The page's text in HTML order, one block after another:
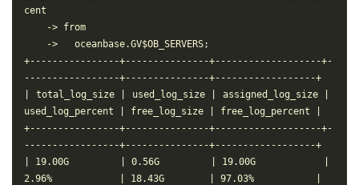
cent
-> from
->   oceanbase.GV$OB_SERVERS;
+----------------+---------------+-------------------+-
-----------------+---------------+------------------+
| total_log_size | used_log_size | assigned_log_size |
used_log_percent | free_log_size | free_log_percent |
+----------------+---------------+-------------------+-
-----------------+---------------+------------------+
| 19.00G         | 0.56G         | 19.00G            |
2.96%            | 18.43G        | 97.03%           |